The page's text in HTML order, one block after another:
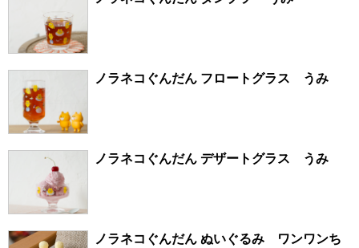
ノラネコぐんだん フロートグラス うみ
ノラネコぐんだん デザートグラス うみ
ノラネコぐんだん ぬいぐるみ ワンワンち